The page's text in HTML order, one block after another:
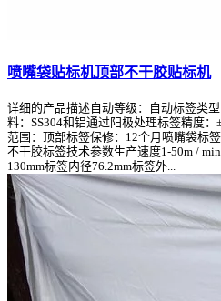
喷嘴袋贴标机顶部不干胶贴标机
详细的产品描述自动等级：自动标签类
料：SS304和铝通过阳极处理标签精度
范围：顶部标签保修：12个月喷嘴袋标
不干胶标签技术参数生产速度1-50m /
130mm标签内径76.2mm标签外...